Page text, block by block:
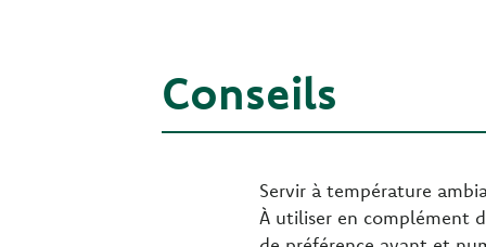
Conseils
Servir à température
À utiliser en complément